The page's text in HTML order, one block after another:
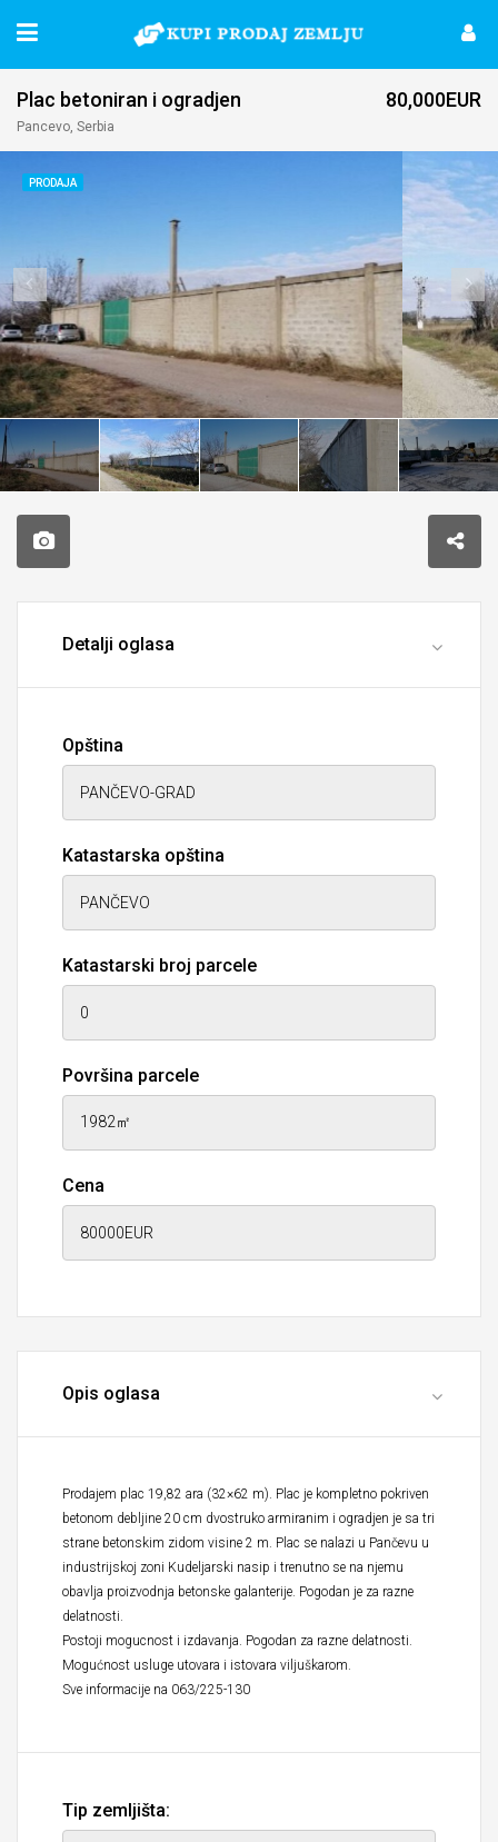
Plac betoniran i ogradjen
Pancevo, Serbia
80,000EUR
PRODAJA
Detalji oglasa
Opština
Katastarska opština
Katastarski broj parcele
Površina parcele
Cena
Opis oglasa
Prodajem plac 19,82 ara (32×62 m). Plac je kompletno pokriven
betonom debljine 20 cm dvostruko armiranim i ogradjen je sa tri
strane betonskim zidom visine 2 m. Plac se nalazi u Pančevu u
industrijskoj zoni Kudeljarski nasip i trenutno se na njemu
obavlja proizvodnja betonske galanterije. Pogodan je za razne
delatnosti.
Postoji mogucnost i izdavanja. Pogodan za razne delatnosti.
Mogućnost usluge utovara i istovara viljuškarom.
Sve informacije na 063/225-130
Tip zemljišta: